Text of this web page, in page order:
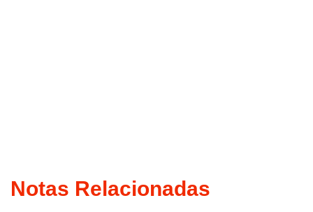
Notas Relacionadas